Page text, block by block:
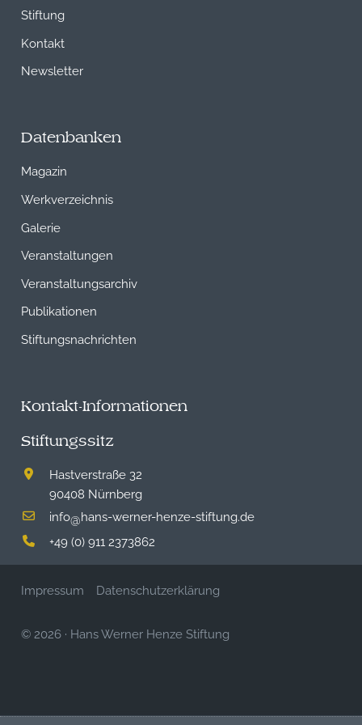
Stiftung
Kontakt
Newsletter
Datenbanken
Magazin
Werkverzeichnis
Galerie
Veranstaltungen
Veranstaltungsarchiv
Publikationen
Stiftungsnachrichten
Kontakt-Informationen
Stiftungssitz
Hastverstraße 32
90408 Nürnberg
info@hans-werner-henze-stiftung.de
+49 (0) 911 2373862
Impressum Datenschutzerklärung
© 2026 · Hans Werner Henze Stiftung